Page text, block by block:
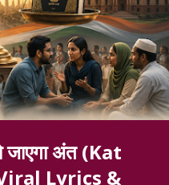
अंत (Kat
Lyrics &